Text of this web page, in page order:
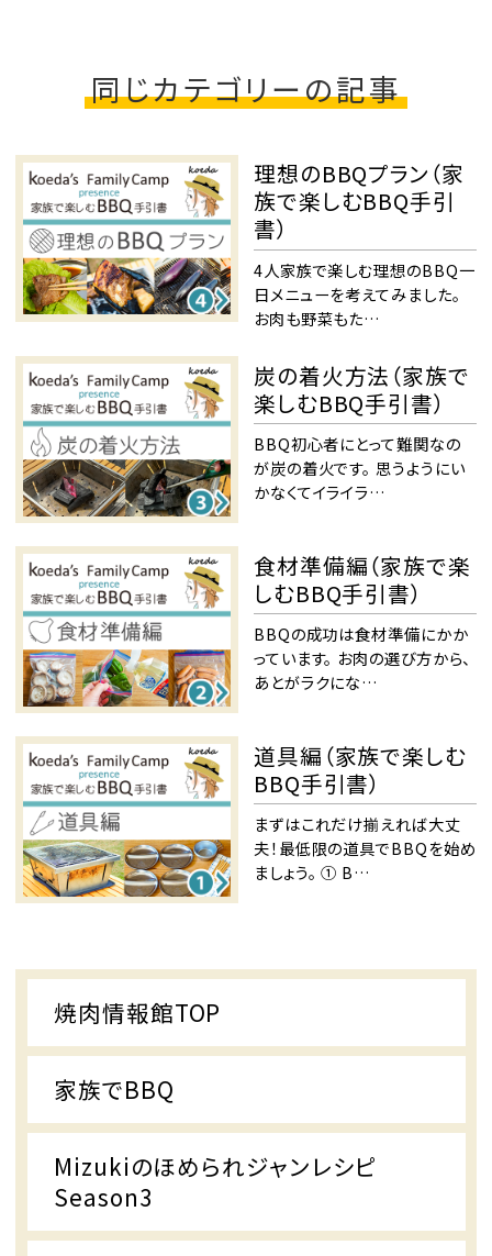
同じカテゴリーの記事
理想のBBQプラン（家
族で楽しむBBQ手引
書）
4人家族で楽しむ理想のBBQ一
日メニューを考えてみました。
お肉も野菜もた…
炭の着火方法（家族で
楽しむBBQ手引書）
BBQ初心者にとって難関なの
が炭の着火です。 思うようにい
かなくてイライラ…
食材準備編（家族で楽
しむBBQ手引書）
BBQの成功は食材準備にかか
っています。 お肉の選び方から、
あとがラクにな…
道具編（家族で楽しむ
BBQ手引書）
まずはこれだけ揃えれば大丈
夫！最低限の道具でBBQを始め
ましょう。 ① B…
焼肉情報館TOP
家族でBBQ
Mizukiのほめられジャンレシピ
Season3